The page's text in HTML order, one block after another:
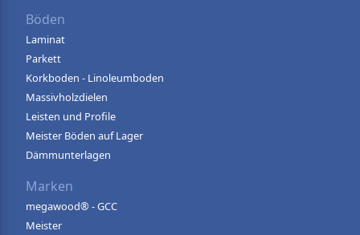
Böden
Laminat
Parkett
Korkboden - Linoleumboden
Massivholzdielen
Leisten und Profile
Meister Böden auf Lager
Dämmunterlagen
Marken
megawood® - GCC
Meister